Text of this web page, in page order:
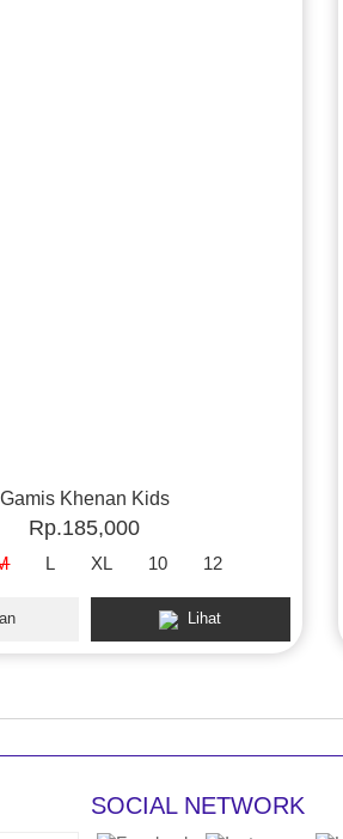
Gamis Khenan Kids
Rp.185,000
L XL 10 12
Lihat
SOCIAL NETWORK